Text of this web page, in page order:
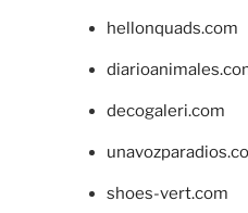
hellonquads.com
decogaleri.com
shoes-vert.com